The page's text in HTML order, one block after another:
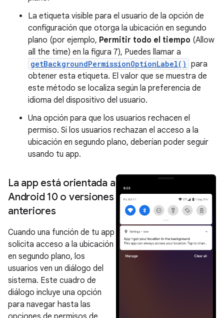
La etiqueta visible para el usuario de la opción de
configuración que otorga la ubicación en segundo
plano (por ejemplo, Permitir todo el tiempo (Allow
all the time) en la figura 7), Puedes llamar a
getBackgroundPermissionOptionLabel() para
obtener esta etiqueta. El valor que se muestra de
este método se localiza según la preferencia de
idioma del dispositivo del usuario.
Una opción para que los usuarios rechacen el
permiso. Si los usuarios rechazan el acceso a la
ubicación en segundo plano, deberían poder seguir
usando tu app.
La app está orientada a
Android 10 o versiones
anteriores
Cuando una función de tu app
solicita acceso a la ubicación
en segundo plano, los
usuarios ven un diálogo del
sistema. Este cuadro de
diálogo incluye una opción
para navegar hasta las